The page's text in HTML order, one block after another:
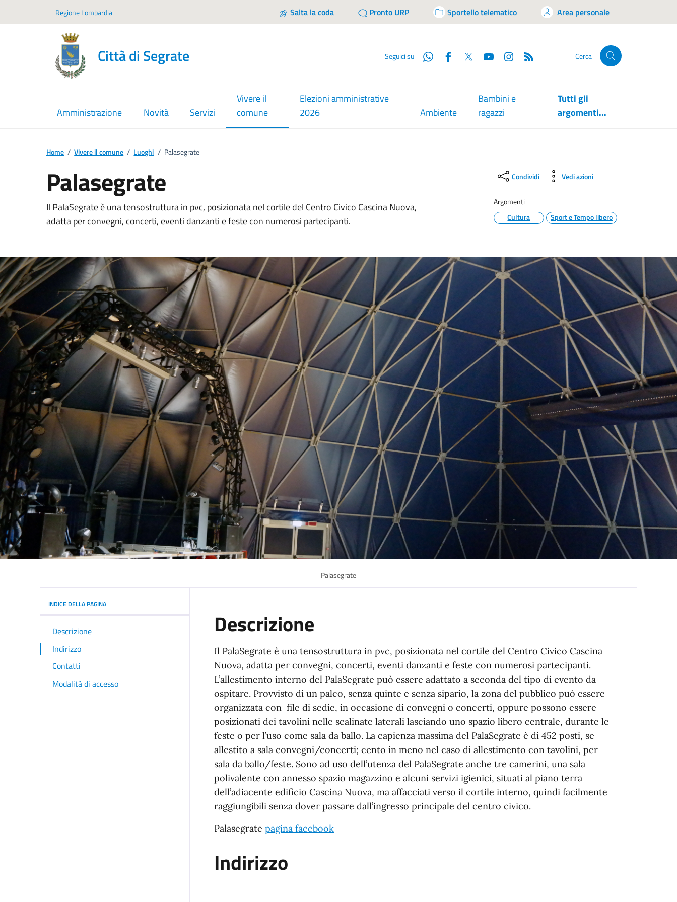
Regione Lombardia Salta la coda Pronto URP Sportello telematico Area personale
Città di Segrate Seguici su WhatsappFacebook
Twitter YouTube Cerca
Amministrazione Novità Servizi
Vivere il
comune
menu selezionato
Elezioni amministrative
2026
Ambiente
Bambini e
ragazzi
Tutti gli
argomenti...
Home / Vivere il comune / Luoghi / Palasegrate
Palasegrate
Il PalaSegrate è una tensostruttura in pvc, posizionata nel cortile del Centro Civico Cascina Nuova,
adatta per convegni, concerti, eventi danzanti e feste con numerosi partecipanti.
Condividi Vedi azioni
Argomenti
Cultura
Sport e Tempo libero
Palasegrate
INDICE DELLA PAGINA
Descrizione
Indirizzo
Contatti
Modalità di accesso
Descrizione
Il PalaSegrate è una tensostruttura in pvc, posizionata nel cortile del Centro Civico Cascina
Nuova, adatta per convegni, concerti, eventi danzanti e feste con numerosi partecipanti.
L’allestimento interno del PalaSegrate può essere adattato a seconda del tipo di evento da
ospitare. Provvisto di un palco, senza quinte e senza sipario, la zona del pubblico può essere
organizzata con file di sedie, in occasione di convegni o concerti, oppure possono essere
posizionati dei tavolini nelle scalinate laterali lasciando uno spazio libero centrale, durante le
feste o per l’uso come sala da ballo. La capienza massima del PalaSegrate è di 452 posti, se
allestito a sala convegni/concerti; cento in meno nel caso di allestimento con tavolini, per
sala da ballo/feste. Sono ad uso dell’utenza del PalaSegrate anche tre camerini, una sala
polivalente con annesso spazio magazzino e alcuni servizi igienici, situati al piano terra
dell’adiacente edificio Cascina Nuova, ma affacciati verso il cortile interno, quindi facilmente
raggiungibili senza dover passare dall’ingresso principale del centro civico.
Palasegrate pagina facebook
Indirizzo